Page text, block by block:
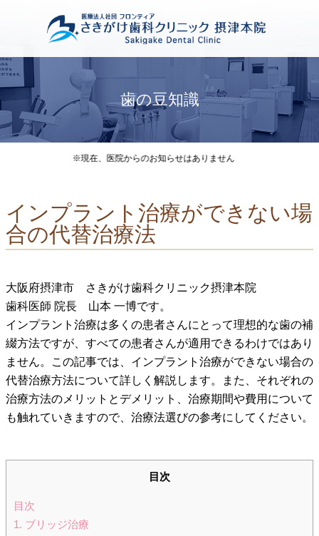
歯の豆知識
※現在、医院からのお知らせはありません
インプラント治療ができない場
合の代替治療法
大阪府摂津市 さきがけ歯科クリニック摂津本院
歯科医師 院長 山本 一博です。
インプラント治療は多くの患者さんにとって理想的な歯の補
綴方法ですが、すべての患者さんが適用できるわけではあり
ません。この記事では、インプラント治療ができない場合の
代替治療方法について詳しく解説します。また、それぞれの
治療方法のメリットとデメリット、治療期間や費用について
も触れていきますので、治療法選びの参考にしてください。
目次
目次
1. ブリッジ治療